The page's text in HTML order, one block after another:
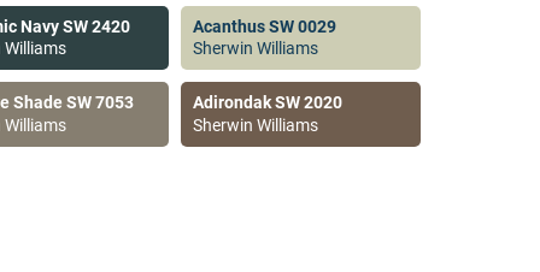
Navy SW 2420
Williams
Acanthus SW 0029
Sherwin Williams
Shade SW 7053
Williams
Adirondak SW 2020
Sherwin Williams